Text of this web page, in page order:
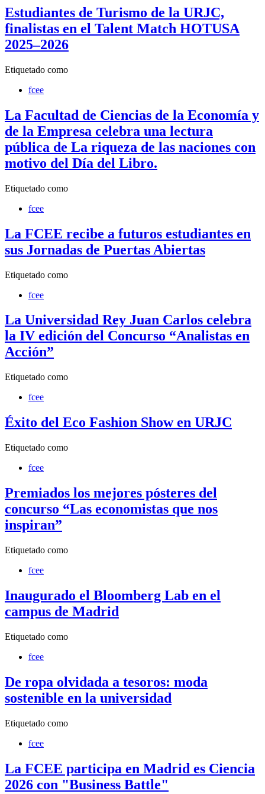
Estudiantes de Turismo de la URJC,
finalistas en el Talent Match HOTUSA
2025–2026
Etiquetado como
fcee
La Facultad de Ciencias de la Economía y
de la Empresa celebra una lectura
pública de La riqueza de las naciones con
motivo del Día del Libro.
Etiquetado como
fcee
La FCEE recibe a futuros estudiantes en
sus Jornadas de Puertas Abiertas
Etiquetado como
fcee
La Universidad Rey Juan Carlos celebra
la IV edición del Concurso “Analistas en
Acción”
Etiquetado como
fcee
Éxito del Eco Fashion Show en URJC
Etiquetado como
fcee
Premiados los mejores pósteres del
concurso “Las economistas que nos
inspiran”
Etiquetado como
fcee
Inaugurado el Bloomberg Lab en el
campus de Madrid
Etiquetado como
fcee
De ropa olvidada a tesoros: moda
sostenible en la universidad
Etiquetado como
fcee
La FCEE participa en Madrid es Ciencia
2026 con "Business Battle"